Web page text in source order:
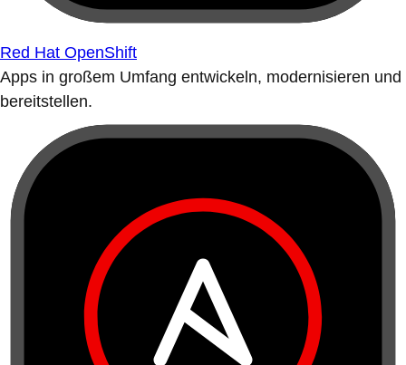
Red Hat OpenShift
Apps in großem Umfang entwickeln, modernisieren und
bereitstellen.